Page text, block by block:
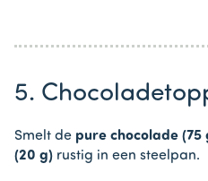
5.
Smelt de pure chocolade (75
(20 g) rustig in een steelpan.